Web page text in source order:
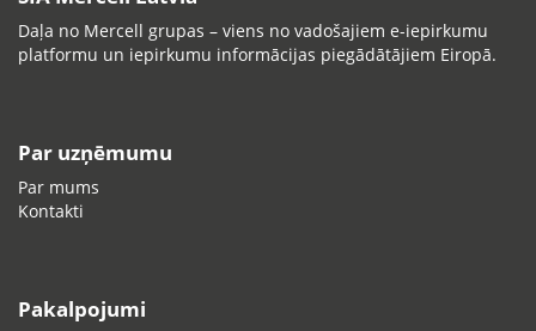
Daļa no Mercell grupas – viens no vadošajiem e-iepirkumu
platformu un iepirkumu informācijas piegādātājiem Eiropā.
Par uzņēmumu
Par mums
Kontakti
Pakalpojumi